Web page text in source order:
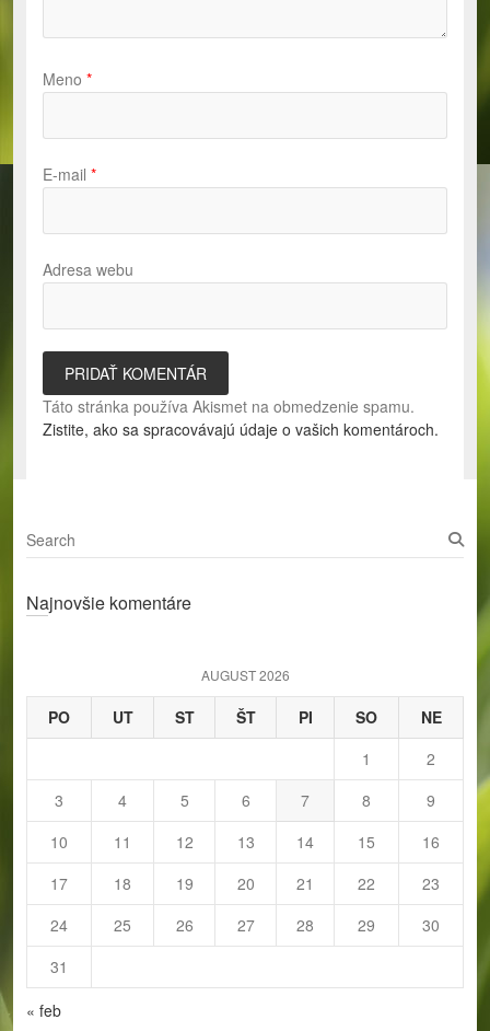
Meno *
E-mail *
Adresa webu
Táto stránka používa Akismet na obmedzenie spamu.
Zistite, ako sa spracovávajú údaje o vašich komentároch.
S
e
rNajnovšie komentáre
AUGUST 2026
PO UT ST ŠT PI SO
NE
1
2
3
4 5 6 7 8
9
10
11 12 13 14 15
16
17
18 19 20 21 22
23
24
25 26 27 28 29
30
31
« feb